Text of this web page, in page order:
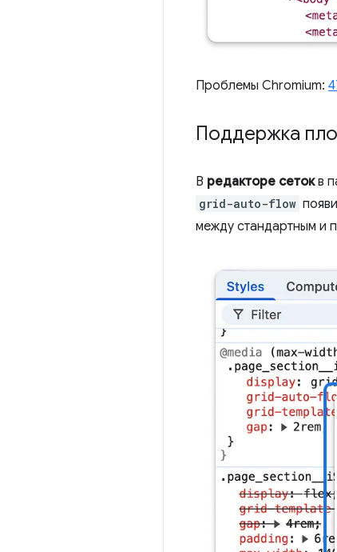
Проблемы Chromium:
Поддержка
В редакторе сетокв
grid-auto-flow
между стандартным и